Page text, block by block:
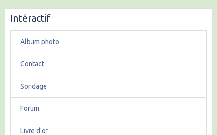
Intéractif
Album photo
Contact
Sondage
Forum
Livre d'or